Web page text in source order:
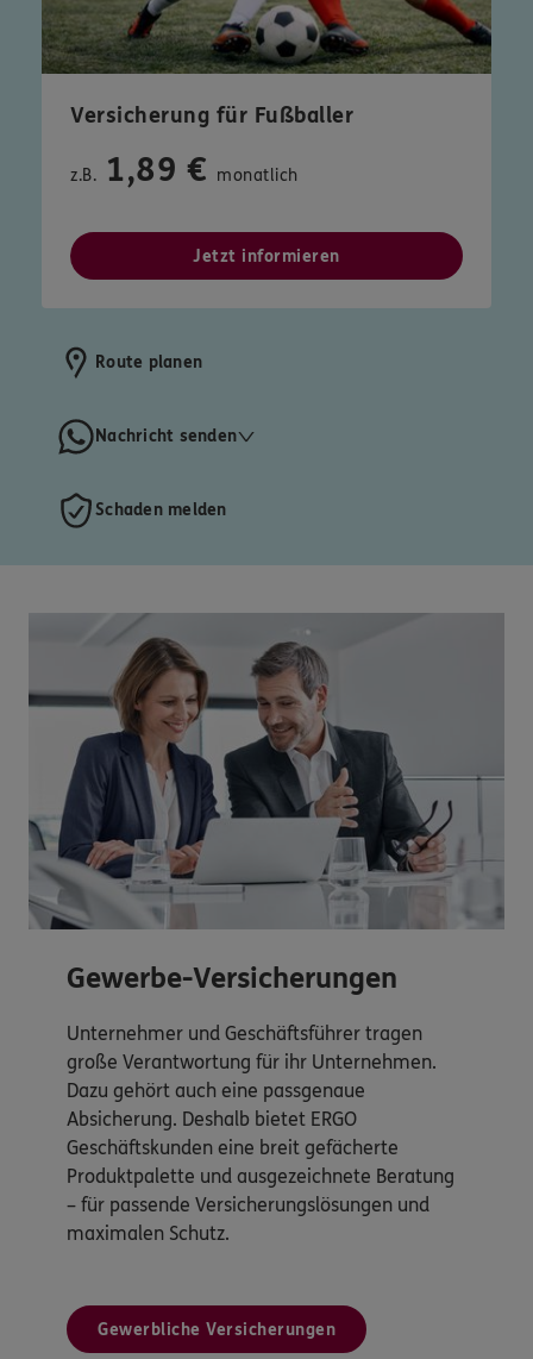
Versicherung für Fußballer
z.B. 1,89 € monatlich
Jetzt informieren
Route planen
Nachricht senden
Schaden melden
Gewerbe-Versicherungen
Unternehmer und Geschäftsführer tragen
große Verantwortung für ihr Unternehmen.
Dazu gehört auch eine passgenaue
Absicherung. Deshalb bietet ERGO
Geschäftskunden eine breit gefächerte
Produktpalette und ausgezeichnete Beratung
– für passende Versicherungslösungen und
maximalen Schutz.
Gewerbliche Versicherungen